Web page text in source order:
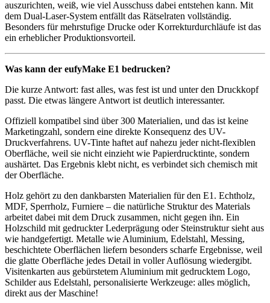
auszurichten, weiß, wie viel Ausschuss dabei entstehen kann. Mit
dem Dual-Laser-System entfällt das Rätselraten vollständig.
Besonders für mehrstufige Drucke oder Korrekturdurchläufe ist das
ein erheblicher Produktionsvorteil.
Was kann der eufyMake E1 bedrucken?
Die kurze Antwort: fast alles, was fest ist und unter den Druckkopf
passt. Die etwas längere Antwort ist deutlich interessanter.
Offiziell kompatibel sind über 300 Materialien, und das ist keine
Marketingzahl, sondern eine direkte Konsequenz des UV-
Druckverfahrens. UV-Tinte haftet auf nahezu jeder nicht-flexiblen
Oberfläche, weil sie nicht einzieht wie Papierdrucktinte, sondern
aushärtet. Das Ergebnis klebt nicht, es verbindet sich chemisch mit
der Oberfläche.
Holz gehört zu den dankbarsten Materialien für den E1. Echtholz,
MDF, Sperrholz, Furniere – die natürliche Struktur des Materials
arbeitet dabei mit dem Druck zusammen, nicht gegen ihn. Ein
Holzschild mit gedruckter Lederprägung oder Steinstruktur sieht aus
wie handgefertigt. Metalle wie Aluminium, Edelstahl, Messing,
beschichtete Oberflächen liefern besonders scharfe Ergebnisse, weil
die glatte Oberfläche jedes Detail in voller Auflösung wiedergibt.
Visitenkarten aus gebürstetem Aluminium mit gedrucktem Logo,
Schilder aus Edelstahl, personalisierte Werkzeuge: alles möglich,
direkt aus der Maschine!